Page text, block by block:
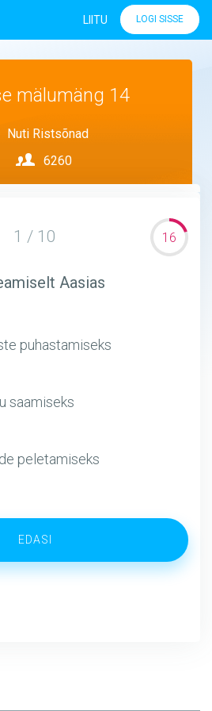
LOGI SISSE
LIITU
mälumäng 14
Nuti Ristsõnad
6260
1 / 10 16
Aasias
puhastamiseks
saamiseks
peletamiseks
EDASI